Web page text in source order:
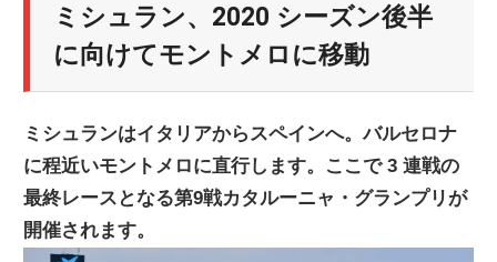
ク
ニ
ュ
ー
ミシュラン、2020 シーズン後半
に向けてモントメロに移動
ミシュランはイタリアからスペインへ。バルセロナ
に程近いモントメロに直行します。ここで 3 連戦の
最終レースとなる第9戦カタルーニャ・グランプリが
開催されます。